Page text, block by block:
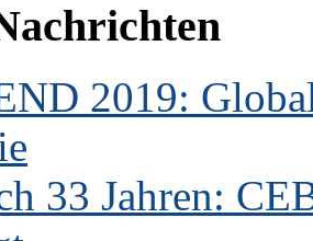
2019:
33 Jahren: